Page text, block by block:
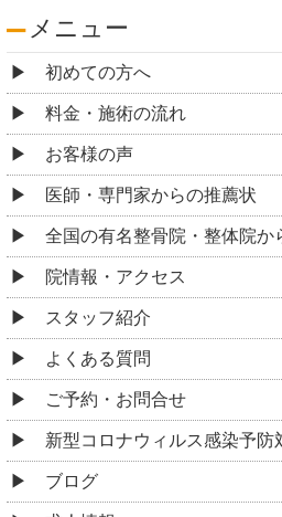
メニュー
初めての方へ
料金・施術の流れ
お客様の声
医師・専門家からの推薦状
全国の有名整骨院・整体院か
院情報・アクセス
スタッフ紹介
よくある質問
ご予約・お問合せ
新型コロナウィルス感染予防
ブログ